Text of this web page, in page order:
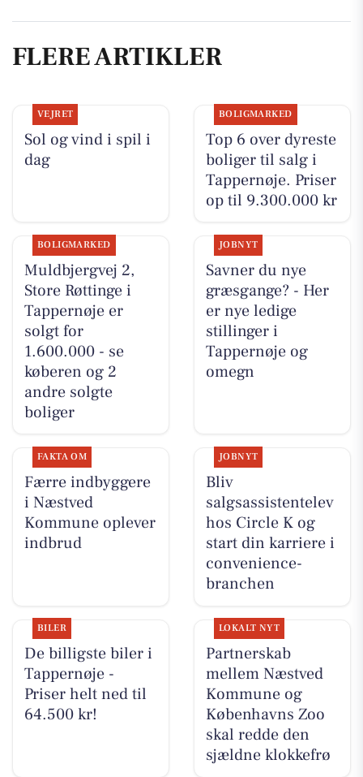
FLERE ARTIKLER
VEJRET
Sol og vind i spil i
dag
BOLIGMARKED
Top 6 over dyreste
boliger til salg i
Tappernøje. Priser
op til 9.300.000 kr
BOLIGMARKED
Muldbjergvej 2,
Store Røttinge i
Tappernøje er
solgt for
1.600.000 - se
køberen og 2
andre solgte
boliger
JOBNYT
Savner du nye
græsgange? - Her
er nye ledige
stillinger i
Tappernøje og
omegn
FAKTA OM
Færre indbyggere
i Næstved
Kommune oplever
indbrud
JOBNYT
Bliv
salgsassistentelev
hos Circle K og
start din karriere i
convenience-
branchen
BILER
De billigste biler i
Tappernøje -
Priser helt ned til
64.500 kr!
LOKALT NYT
Partnerskab
mellem Næstved
Kommune og
Københavns Zoo
skal redde den
sjældne klokkefrø